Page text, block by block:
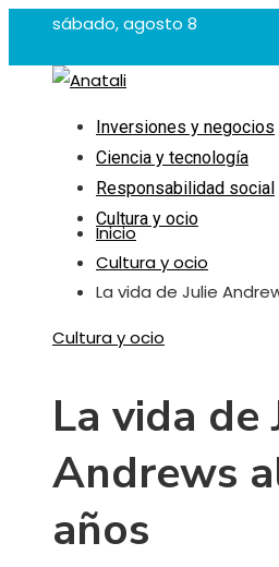
sábado, agosto 8
Inversiones y negocios
Ciencia y tecnología
Responsabilidad social
Cultura y ocio
Inicio
Cultura y ocio
La vida de Julie
Cultura y ocio
La vida de
Andrews
años